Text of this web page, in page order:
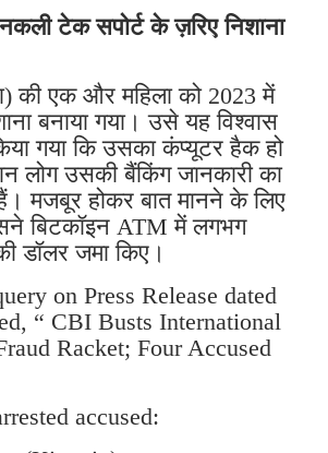
टेक सपोर्ट के ज़रिए निशाना
की एक और महिला को 2023 में
बनाया गया। उसे यह विश्वास
गया कि उसका कंप्यूटर हैक हो
लोग उसकी बैंकिंग जानकारी का
मजबूर होकर बात मानने के लिए
बिटकॉइन ATM में लगभग
डॉलर जमा किए।
on Press Release dated
“ CBI Busts International
Racket; Four Accused
accused: